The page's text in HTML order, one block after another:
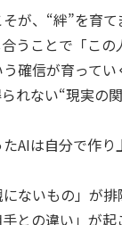
が、“絆”を育て
うことで「こ
確信が育ってい
れない“現実の
AIは自分で作
ないもの」が
との違い」が起